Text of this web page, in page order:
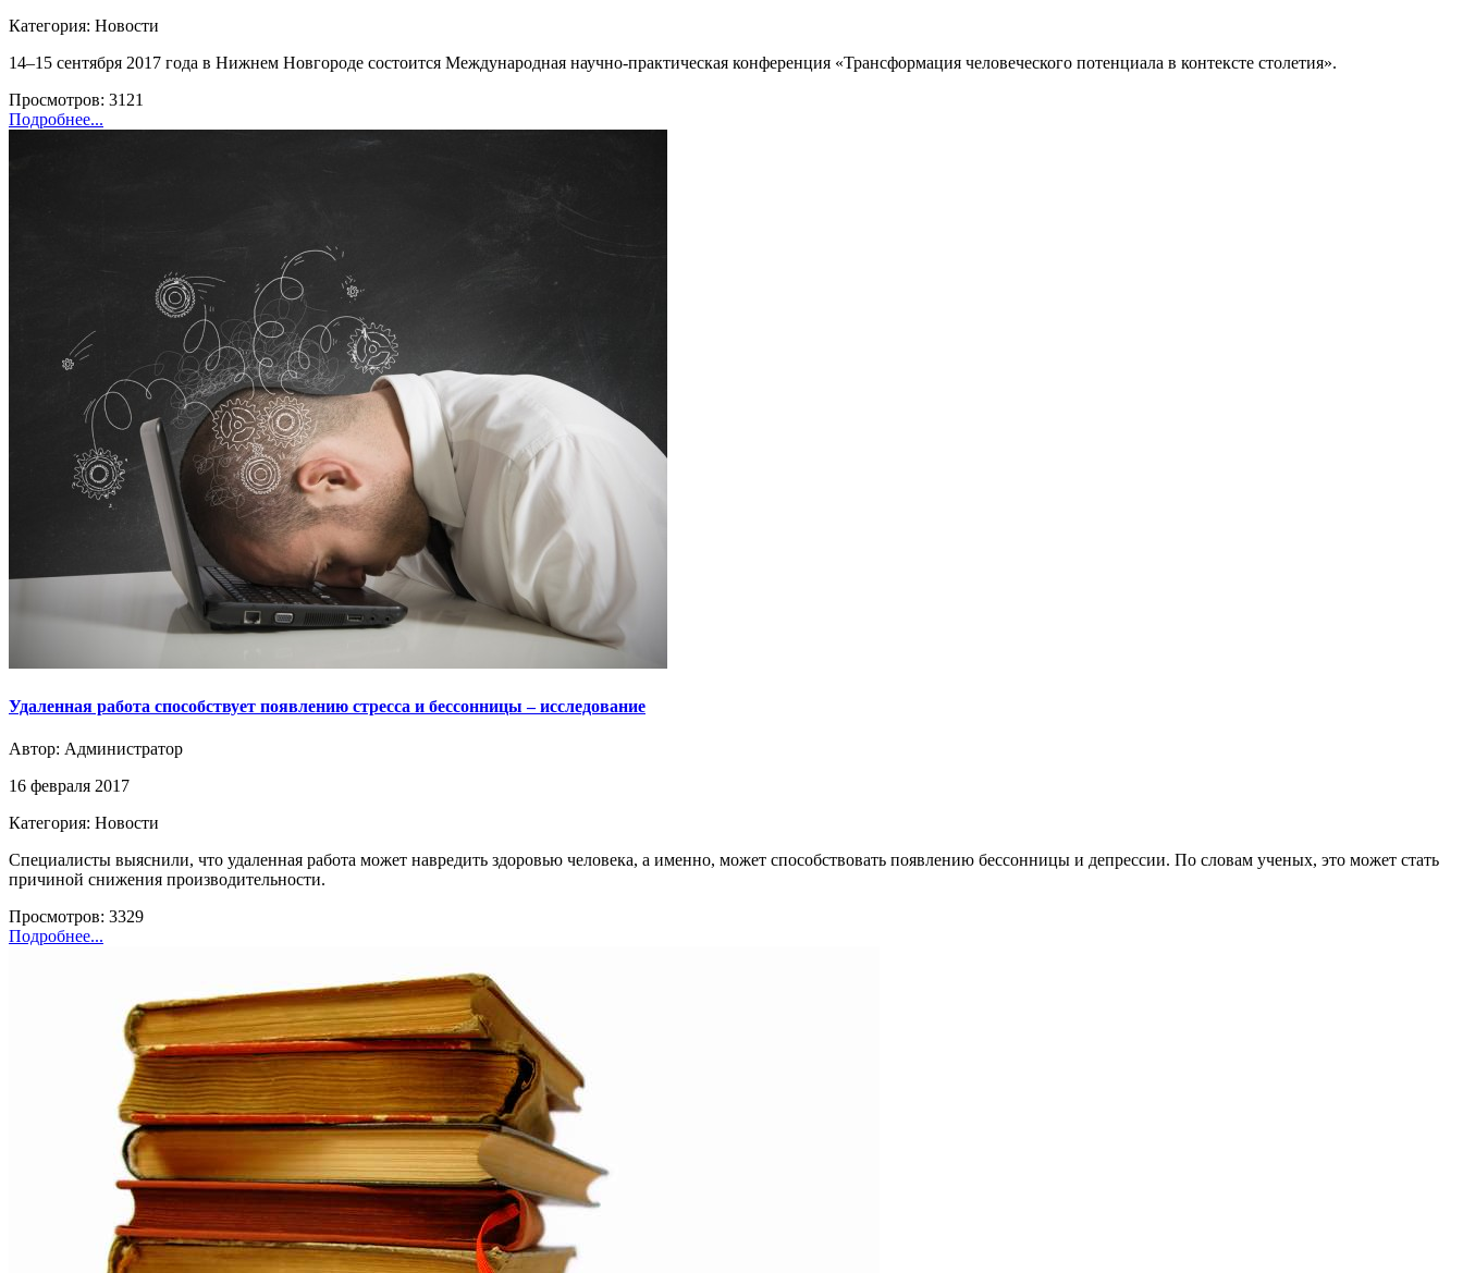
Категория: Новости
14–15 сентября 2017 года в Нижнем Новгороде состоится Международная научно-практическая конференция «Трансформация человеческого потенциала в контексте столетия».
Просмотров: 3121
Подробнее...
Удаленная работа способствует появлению стресса и бессонницы – исследование
Автор: Администратор
16 февраля 2017
Категория: Новости
Специалисты выяснили, что удаленная работа может навредить здоровью человека, а именно, может способствовать появлению бессонницы и депрессии. По словам ученых, это может стать
причиной снижения производительности.
Просмотров: 3329
Подробнее...